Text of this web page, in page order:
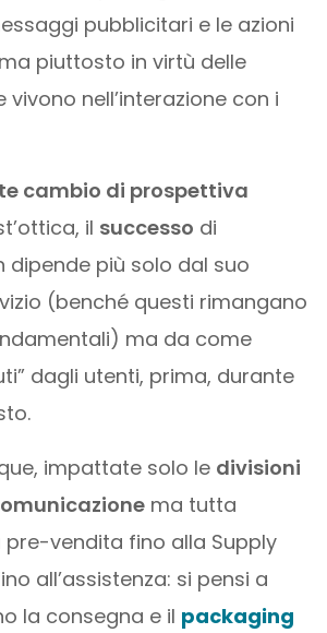
pubblicitari e le azioni
piuttosto in virtù delle
vivono nell’interazione con i
cambio di prospettiva
il successo di
dipende più solo dal suo
(benché questi rimangano
ma da come
dagli utenti, prima, durante
impattate solo le divisioni
ma tutta
pre-vendita fino alla Supply
all’assistenza: si pensi a
la consegna e il packaging